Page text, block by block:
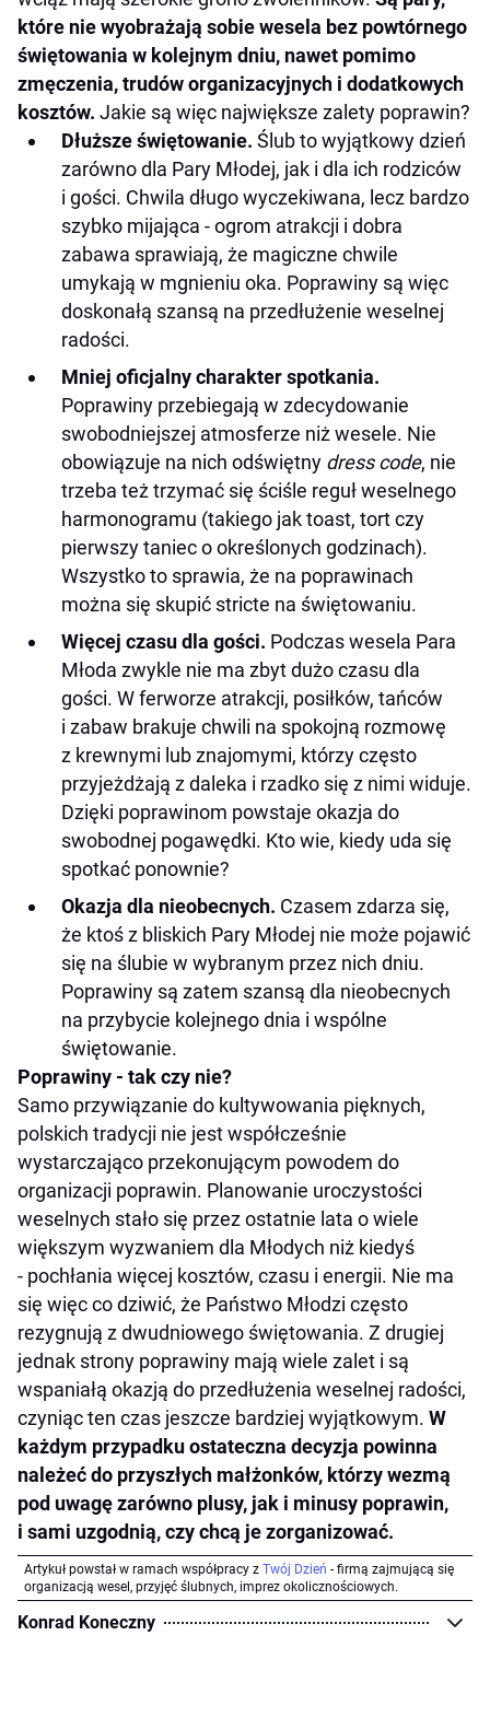
które nie wyobrażają sobie wesela bez powtórnego
świętowania w kolejnym dniu, nawet pomimo
zmęczenia, trudów organizacyjnych i dodatkowych
kosztów. Jakie są więc największe zalety poprawin?
Dłuższe świętowanie. Ślub to wyjątkowy dzień
zarówno dla Pary Młodej, jak i dla ich rodziców
i gości. Chwila długo wyczekiwana, lecz bardzo
szybko mijająca - ogrom atrakcji i dobra
zabawa sprawiają, że magiczne chwile
umykają w mgnieniu oka. Poprawiny są więc
doskonałą szansą na przedłużenie weselnej
radości.
Mniej oficjalny charakter spotkania.
Poprawiny przebiegają w zdecydowanie
swobodniejszej atmosferze niż wesele. Nie
obowiązuje na nich odświętny dress code, nie
trzeba też trzymać się ściśle reguł weselnego
harmonogramu (takiego jak toast, tort czy
pierwszy taniec o określonych godzinach).
Wszystko to sprawia, że na poprawinach
można się skupić stricte na świętowaniu.
Więcej czasu dla gości. Podczas wesela Para
Młoda zwykle nie ma zbyt dużo czasu dla
gości. W ferworze atrakcji, posiłków, tańców
i zabaw brakuje chwili na spokojną rozmowę
z krewnymi lub znajomymi, którzy często
przyjeżdżają z daleka i rzadko się z nimi widuje.
Dzięki poprawinom powstaje okazja do
swobodnej pogawędki. Kto wie, kiedy uda się
spotkać ponownie?
Okazja dla nieobecnych. Czasem zdarza się,
że ktoś z bliskich Pary Młodej nie może pojawić
się na ślubie w wybranym przez nich dniu.
Poprawiny są zatem szansą dla nieobecnych
na przybycie kolejnego dnia i wspólne
świętowanie.
Poprawiny - tak czy nie?
Samo przywiązanie do kultywowania pięknych,
polskich tradycji nie jest współcześnie
wystarczająco przekonującym powodem do
organizacji poprawin. Planowanie uroczystości
weselnych stało się przez ostatnie lata o wiele
większym wyzwaniem dla Młodych niż kiedyś
- pochłania więcej kosztów, czasu i energii. Nie ma
się więc co dziwić, że Państwo Młodzi często
rezygnują z dwudniowego świętowania. Z drugiej
jednak strony poprawiny mają wiele zalet i są
wspaniałą okazją do przedłużenia weselnej radości,
czyniąc ten czas jeszcze bardziej wyjątkowym. W
każdym przypadku ostateczna decyzja powinna
należeć do przyszłych małżonków, którzy wezmą
pod uwagę zarówno plusy, jak i minusy poprawin,
i sami uzgodnią, czy chcą je zorganizować.
Artykuł powstał w ramach współpracy z Twój Dzień - firmą zajmującą się
organizacją wesel, przyjęć ślubnych, imprez okolicznościowych.
Konrad Koneczny